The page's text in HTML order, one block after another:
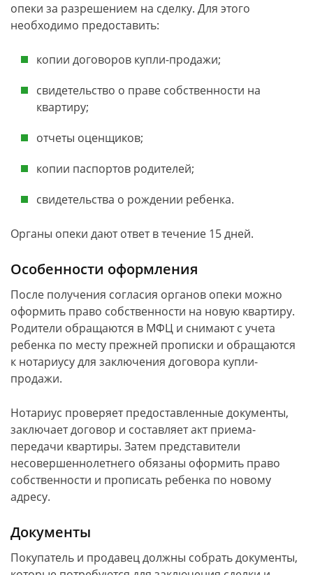
опеки за разрешением на сделку. Для этого
необходимо предоставить:
копии договоров купли-продажи;
свидетельство о праве собственности на
квартиру;
отчеты оценщиков;
копии паспортов родителей;
свидетельства о рождении ребенка.
Органы опеки дают ответ в течение 15 дней.
Особенности оформления
После получения согласия органов опеки можно
оформить право собственности на новую квартиру.
Родители обращаются в МФЦ и снимают с учета
ребенка по месту прежней прописки и обращаются
к нотариусу для заключения договора купли-
продажи.
Нотариус проверяет предоставленные документы,
заключает договор и составляет акт приема-
передачи квартиры. Затем представители
несовершеннолетнего обязаны оформить право
собственности и прописать ребенка по новому
адресу.
Документы
Покупатель и продавец должны собрать документы,